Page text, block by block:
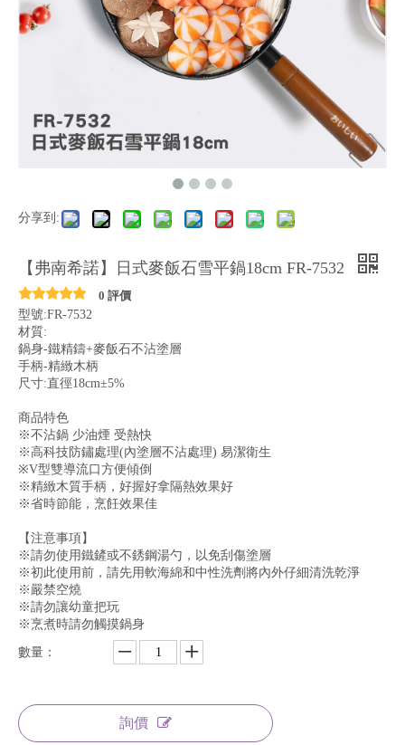
分享到:
【弗南希諾】日式麥飯石雪平鍋18cm FR-7532
0 評價
型號:FR-7532
材質:
鍋身-鐵精鑄+麥飯石不沾塗層
手柄-精緻木柄
尺寸:直徑18cm±5%
商品特色
※不沾鍋 少油煙 受熱快
※高科技防鏽處理(內塗層不沾處理) 易潔衛生
※V型雙導流口方便傾倒
※精緻木質手柄，好握好拿隔熱效果好
※省時節能，烹飪效果佳
【注意事項】
※請勿使用鐵鏟或不銹鋼湯勺，以免刮傷塗層
※初此使用前，請先用軟海綿和中性洗劑將內外仔細清洗乾淨
※嚴禁空燒
※請勿讓幼童把玩
※烹煮時請勿觸摸鍋身
數量：
詢價